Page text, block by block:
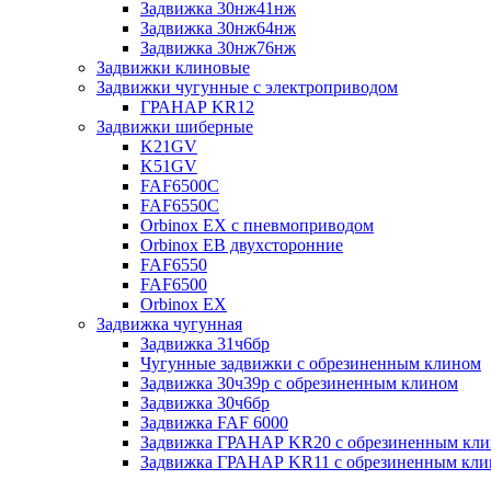
Задвижка 30нж41нж
Задвижка 30нж64нж
Задвижка 30нж76нж
Задвижки клиновые
Задвижки чугунные с электроприводом
ГРАНАР KR12
Задвижки шиберные
K21GV
K51GV
FAF6500C
FAF6550С
Orbinox EX с пневмоприводом
Orbinox EB двухсторонние
FAF6550
FAF6500
Orbinox EX
Задвижка чугунная
Задвижка 31ч6бр
Чугунные задвижки с обрезиненным клином
Задвижка 30ч39р с обрезиненным клином
Задвижка 30ч6бр
Задвижка FAF 6000
Задвижка ГРАНАР KR20 с обрезиненным
Задвижка ГРАНАР KR11 с обрезиненным